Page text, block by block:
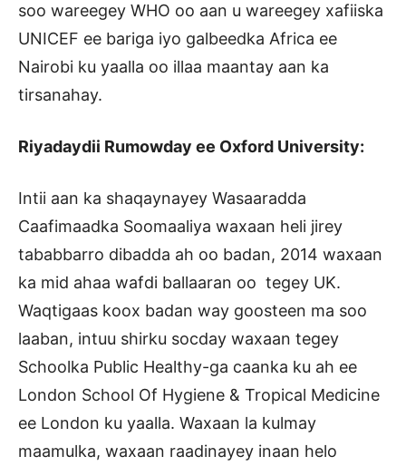
soo wareegey WHO oo aan u wareegey xafiiska
UNICEF ee bariga iyo galbeedka Africa ee
Nairobi ku yaalla oo illaa maantay aan ka
tirsanahay.
Riyadaydii Rumowday ee Oxford University:
Intii aan ka shaqaynayey Wasaaradda
Caafimaadka Soomaaliya waxaan heli jirey
tababbarro dibadda ah oo badan, 2014 waxaan
ka mid ahaa wafdi ballaaran oo tegey UK.
Waqtigaas koox badan way goosteen ma soo
laaban, intuu shirku socday waxaan tegey
Schoolka Public Healthy-ga caanka ku ah ee
London School Of Hygiene & Tropical Medicine
ee London ku yaalla. Waxaan la kulmay
maamulka, waxaan raadinayey inaan helo